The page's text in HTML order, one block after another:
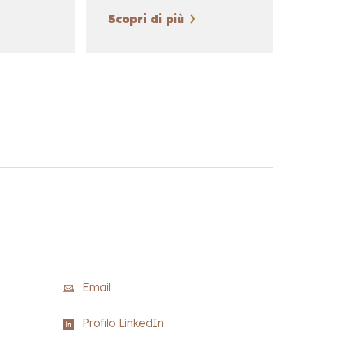
Scopri di più
Email
Profilo LinkedIn